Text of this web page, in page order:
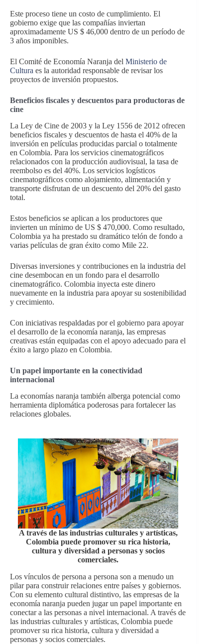
Este proceso tiene un costo de cumplimiento. El
gobierno exige que las compañías inviertan
aproximadamente US $ 46,000 dentro de un período de
3 años imponibles.
El Comité de Economía Naranja del Ministerio de
Cultura es la autoridad responsable de revisar los
proyectos de inversión propuestos.
Beneficios fiscales y descuentos para productoras de
cine
La Ley de Cine de 2003 y la Ley 1556 de 2012 ofrecen
beneficios fiscales y descuentos de hasta el 40% de la
inversión en películas producidas parcial o totalmente
en Colombia. Para los servicios cinematográficos
relacionados con la producción audiovisual, la tasa de
reembolso es del 40%. Los servicios logísticos
cinematográficos como alojamiento, alimentación y
transporte disfrutan de un descuento del 20% del gasto
total.
Estos beneficios se aplican a los productores que
invierten un mínimo de US $ 470,000. Como resultado,
Colombia ya ha prestado su dramático telón de fondo a
varias películas de gran éxito como Mile 22.
Diversas inversiones y contribuciones en la industria del
cine desembocan en un fondo para el desarrollo
cinematográfico. Colombia inyecta este dinero
nuevamente en la industria para apoyar su sostenibilidad
y crecimiento.
Con iniciativas respaldadas por el gobierno para apoyar
el desarrollo de la economía naranja, las empresas
creativas están equipadas con el apoyo adecuado para el
éxito a largo plazo en Colombia.
Un papel importante en la conectividad
internacional
La economías naranja también alberga potencial como
herramienta diplomática poderosas para fortalecer las
relaciones globales.
A través de las industrias culturales y artísticas,
Colombia puede promover su rica historia,
cultura y diversidad a personas y socios
comerciales.
Los vínculos de persona a persona son a menudo un
pilar para construir relaciones entre países y gobiernos.
Con su elemento cultural distintivo, las empresas de la
economía naranja pueden jugar un papel importante en
conectar a las personas a nivel internacional. A través de
las industrias culturales y artísticas, Colombia puede
promover su rica historia, cultura y diversidad a
personas y socios comerciales.